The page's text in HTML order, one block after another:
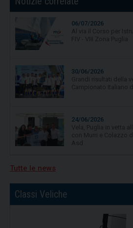
06/07/2026
30/06/2026
24/06/2026
Optimist divisione b,
15/07/2026
Freedom vincitrice
Tutte le news
Classi Veliche